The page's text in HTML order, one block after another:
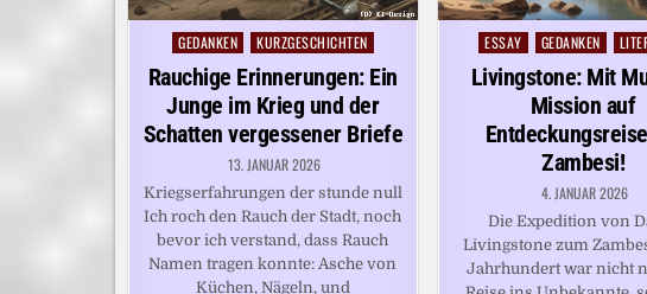
Posted
GEDANKEN KURZGESCHICHTEN
Rauchige Erinnerungen: Ein
Junge im Krieg und der
Schatten vergessener Briefe
13. JANUAR 2026
Kriegserfahrungen der stunde null
Ich roch den Rauch der Stadt, noch
bevor ich verstand, dass Rauch
Namen tragen konnte: Asche von
Küchen, Nägeln, und
Posted
in
ESSAY GEDANKEN
Livingstone: Mit
Mission auf
Zambesi!
4. JANUAR 2026
Die Expedition von
Livingstone zum
Jahrhundert war nicht